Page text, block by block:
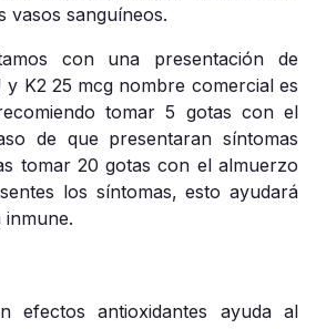
vasos sanguíneos.
con una presentación de
y K2 25 mcg nombre comercial es
tomar 5 gotas con el
de que presentaran síntomas
tomar 20 gotas con el almuerzo
los síntomas, esto ayudará
inmune.
efectos antioxidantes ayuda al